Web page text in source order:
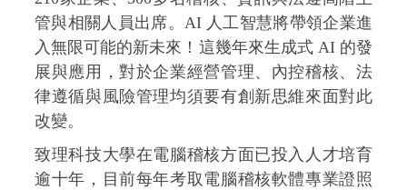
管與相關人員出席。AI 人工智慧將帶領企業進
入無限可能的新未來！這幾年來生成式 AI 的發
展與應用，對於企業經營管理、內控稽核、法
律遵循與風險管理均須要有創新思維來面對此
改變。
致理科技大學在電腦稽核方面已投入人才培育
逾十年，目前每年考取電腦稽核軟體專業證照